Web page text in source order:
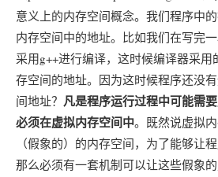
意义上的内存空间概念。我们程序中
内存空间中的地址。比如我们在写完
采用g++进行编译，这时候编译器采
存空间的地址。因为这时候程序还没
间地址？ 凡是程序运行过程中可能需
必须在虚拟内存空间中。既然说虚拟
（假象的）的内存空间，为了能够让
那么必须有一套机制可以让这些假象